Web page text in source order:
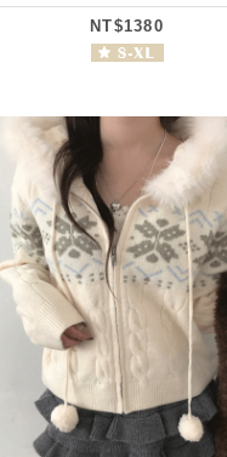
NT$1380